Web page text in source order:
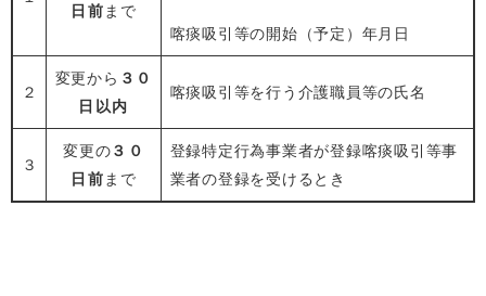
日前 まで
喀痰吸引等の開始（予定）年月日
２
変更から ３０
日以内
喀痰吸引等を行う介護職員等の氏名
３
変更の ３０
日前 まで
登録特定行為事業者が登録喀痰吸引等事
業者の登録を受けるとき